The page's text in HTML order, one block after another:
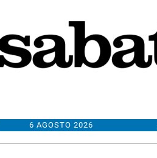
6 AGOSTO 2026